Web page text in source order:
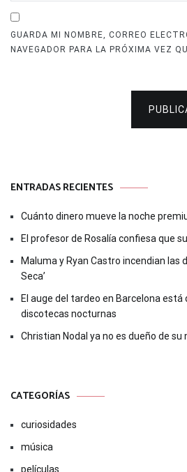
GUARDA MI NOMBRE, CORREO
NAVEGADOR PARA LA PRÓXIMA VEZ
ENTRADAS RECIENTES
Cuánto dinero mueve la noche
El profesor de Rosalía confiesa que
Maluma y Ryan Castro incendian las
Seca’
El auge del tardeo en Barcelona
discotecas nocturnas
Christian Nodal ya no es dueño de su
CATEGORÍAS
curiosidades
música
películas